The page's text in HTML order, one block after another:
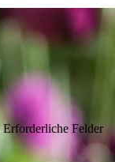
Erforderliche Felder